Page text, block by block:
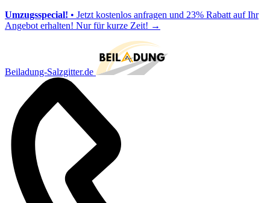
Umzugsspecial! • Jetzt kostenlos anfragen und 23% Rabatt auf Ihr
Angebot erhalten! Nur für kurze Zeit! →
Beiladung-Salzgitter.de